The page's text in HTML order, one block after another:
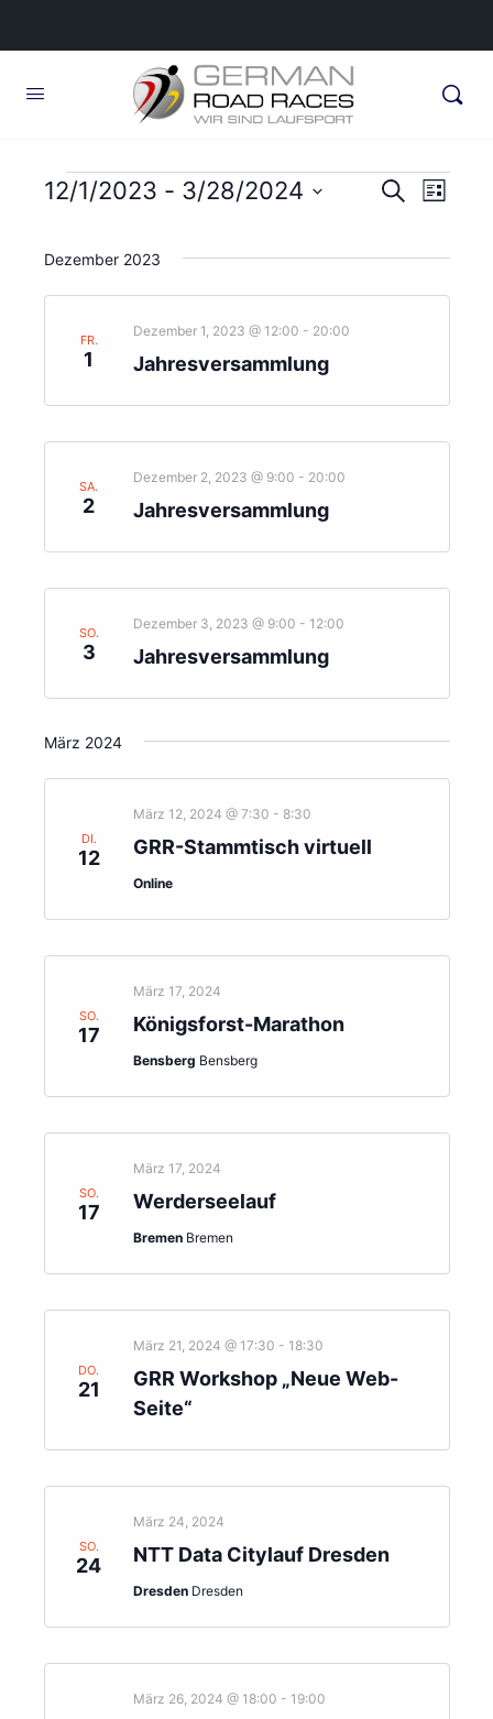
Veranstaltungen
und
SucheListe
12/1/2023 - 3/28/2024
wählen.
Dezember 2023
FR.
1 Jahresversammlung
Dezember 1, 2023 @ 12:00 - 20:00
SA.
2 Jahresversammlung
Dezember 2, 2023 @ 9:00 - 20:00
SO.
3 Jahresversammlung
Dezember 3, 2023 @ 9:00 - 12:00
März 2024
DI.
12 GRR-Stammtisch virtuell
März 12, 2024 @ 7:30 - 8:30
Online
SO.
17 Königsforst-Marathon
März 17, 2024
Bensberg Bensberg
SO.
17 Werderseelauf
März 17, 2024
Bremen Bremen
DO.
21
GRR Workshop „Neue Web-
Seite“
März 21, 2024 @ 17:30 - 18:30
SO.
24 NTT Data Citylauf Dresden
März 24, 2024
Dresden Dresden
März 26, 2024 @ 18:00 - 19:00